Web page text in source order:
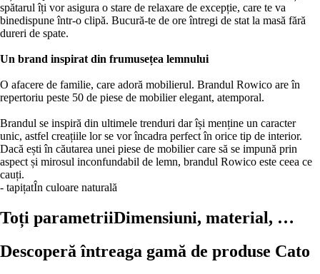
spătarul îți vor asigura o stare de relaxare de excepție, care te va
binedispune într-o clipă. Bucură-te de ore întregi de stat la masă fără
dureri de spate.
Un brand inspirat din frumusețea lemnului
O afacere de familie, care adoră mobilierul. Brandul Rowico are în
repertoriu peste 50 de piese de mobilier elegant, atemporal.
Brandul se inspiră din ultimele trenduri dar își menține un caracter
unic, astfel creațiile lor se vor încadra perfect în orice tip de interior.
Dacă ești în căutarea unei piese de mobilier care să se impună prin
aspect și mirosul inconfundabil de lemn, brandul Rowico este ceea ce
cauți.
- tapițatÎn culoare naturală
Toți parametriiDimensiuni, material, …
Descoperă întreaga gamă de produse Cato